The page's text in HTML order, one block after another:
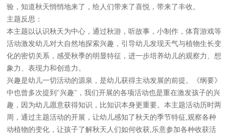
验，知道秋天悄悄地来了，给人们带来了喜悦，带来了丰收。
主题反思：
本主题以认识秋天为中心，通过秋游，听故事，小制作，体育游戏等
活动激发幼儿对大自然地探索兴趣，引导幼儿发现天气与植物生长变
化的密切关系，感受秋季的明显特征，进一步培养幼儿的观察力、想
象力、表现力和创造力。
兴趣是幼儿一切活动的源泉，是幼儿获得主动发展的前提。《纲要》
中也曾多次提到"兴趣"，我们开展的各项活动也是重在激发孩子的兴
趣，因为幼儿愿意获得知识，比知识本身更重要。本主题活动历时两
周，通过主题活动的开展，让幼儿感知了秋天的季节特征,观察各种
动植物的变化，让孩子了解秋天人们如何收获,乐意参加各种收获活